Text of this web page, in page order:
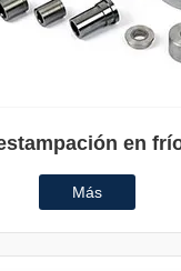
en
Más